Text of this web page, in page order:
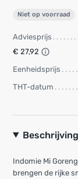
Niet op voorraad
Adviesprijs
€ 27,92
Eenheidsprijs
THT-datum
Beschrijving
Indomie Mi
brengen de rijke